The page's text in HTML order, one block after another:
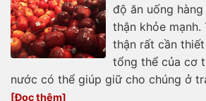
độ ăn uống
thận khỏe mạnh.
thận rất cần
tổng thể của cơ
nước có thể giúp giữ cho chúng ở